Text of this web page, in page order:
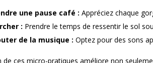
une pause café : Appréciez chaque
: Prendre le temps de ressentir le sol
de la musique : Optez pour des sons
de ces micro-pratiques améliore non